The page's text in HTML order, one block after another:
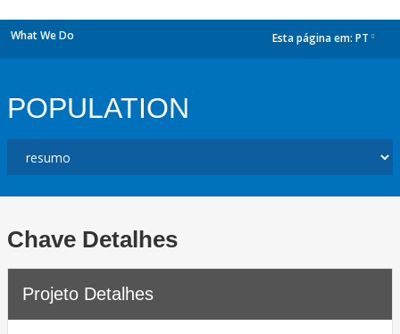
What We Do Esta página em: PT
POPULATION
Chave Detalhes
Projeto Detalhes